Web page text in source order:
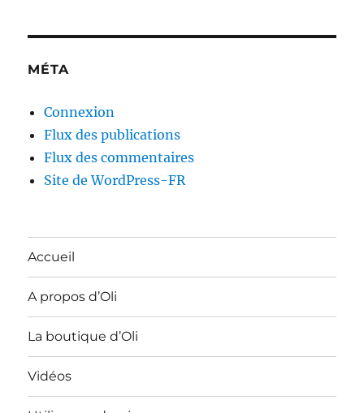
MÉTA
Connexion
Flux des publications
Flux des commentaires
Site de WordPress-FR
Accueil
A propos d’Oli
La boutique d’Oli
Vidéos